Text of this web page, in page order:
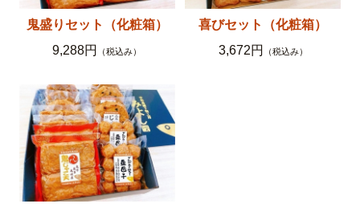
鬼盛りセット（化粧箱）
9,288円
（税込み）
喜びセット（化粧箱）
3,672円
（税込み）